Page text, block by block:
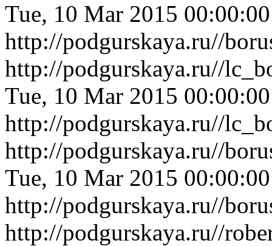
Tue, 10 Mar 2015
http://podgurskaya.ru//
http://podgurskaya.ru//
Tue, 10 Mar 2015
http://podgurskaya.ru//
http://podgurskaya.ru//
Tue, 10 Mar 2015
http://podgurskaya.ru//
http://podgurskaya.ru//